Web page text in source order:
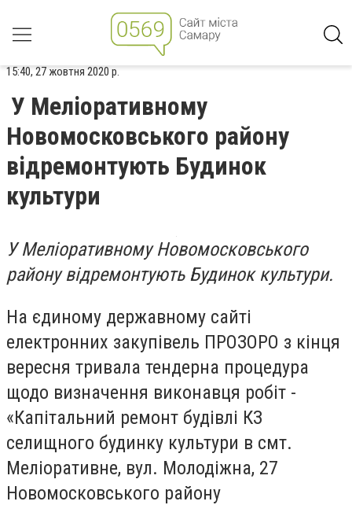
15:40, 27 жовтня 2020 р.
У Меліоративному
Новомосковського району
відремонтують Будинок
культури
У Меліоративному Новомосковського
району відремонтують Будинок культури.
На єдиному державному сайті
електронних закупівель ПРОЗОРО з кінця
вересня тривала тендерна процедура
щодо визначення виконавця робіт -
«Капітальний ремонт будівлі КЗ
селищного будинку культури в смт.
Меліоративне, вул. Молодіжна, 27
Новомосковського району